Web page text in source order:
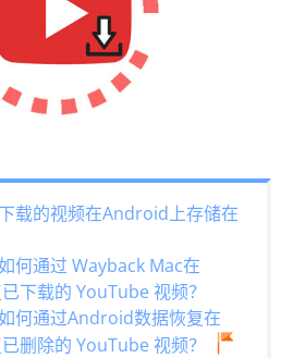
载的视频在Android上存储在
何通过 Wayback Mac在
下载的 YouTube 视频？
何通过Android数据恢复在
删除的 YouTube 视频？